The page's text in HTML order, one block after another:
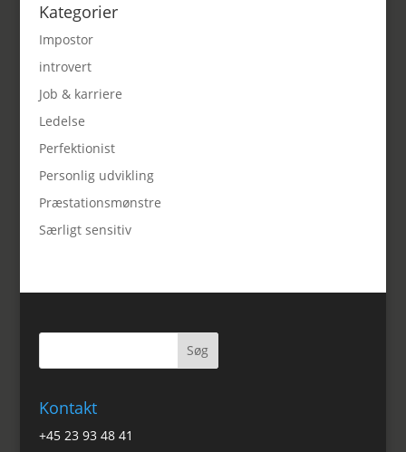
Kategorier
Impostor
introvert
Job & karriere
Ledelse
Perfektionist
Personlig udvikling
Præstationsmønstre
Særligt sensitiv
Kontakt
+45 23 93 48 41